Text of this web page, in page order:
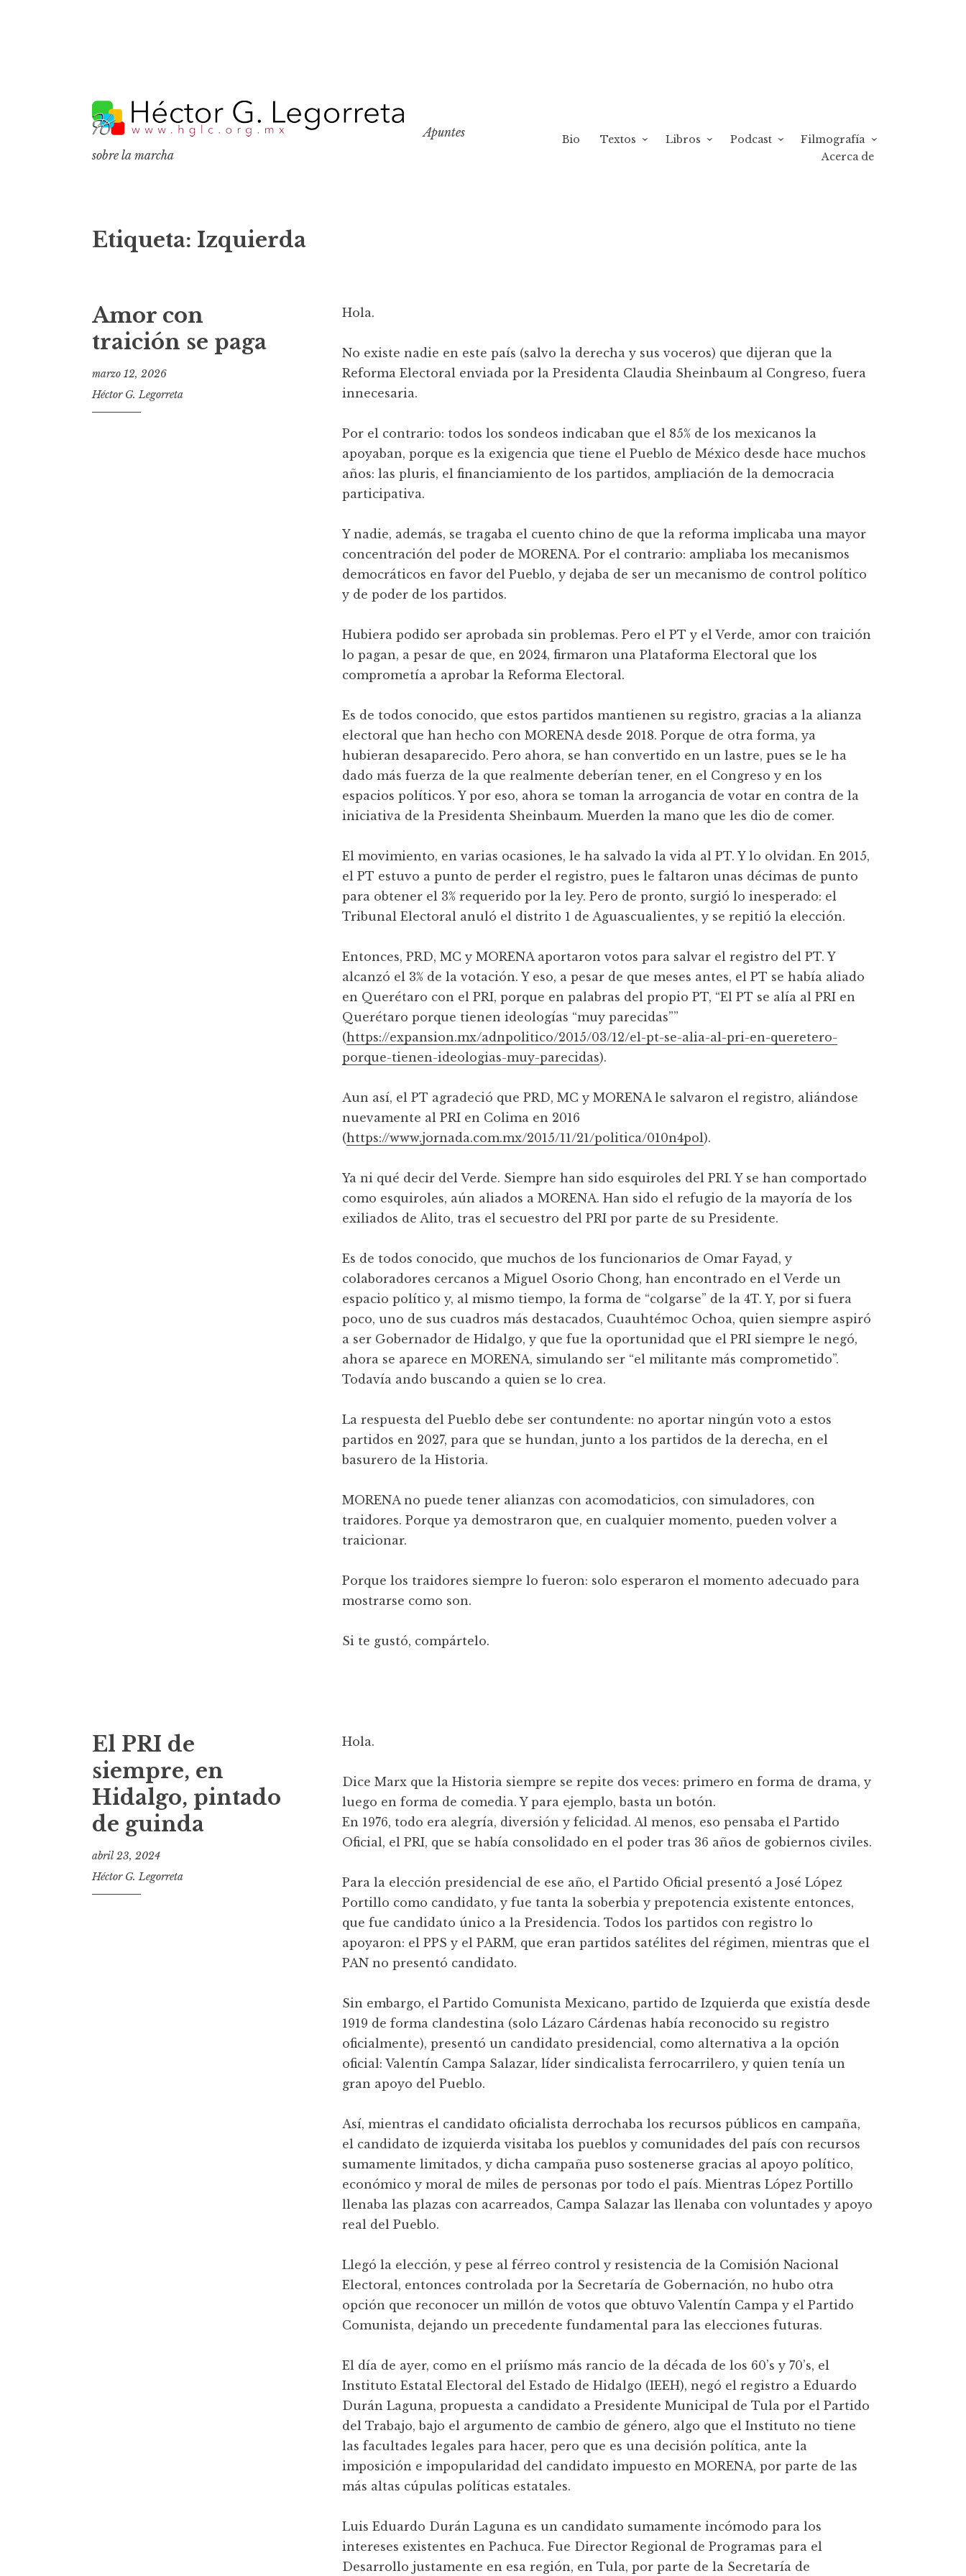
k
i
p
o
n
n
t
Apuntes
sobre la marcha
Bio Textos Libros Podcast
Filmografía
Acerca de
Etiqueta: Izquierda
Amor con
traición se paga
marzo 12, 2026
Héctor G. Legorreta
Hola.
No existe nadie en este país (salvo la derecha y sus voceros) que dijeran que la
Reforma Electoral enviada por la Presidenta Claudia Sheinbaum al Congreso, fuera
innecesaria.
Por el contrario: todos los sondeos indicaban que el 85% de los mexicanos la
apoyaban, porque es la exigencia que tiene el Pueblo de México desde hace muchos
años: las pluris, el financiamiento de los partidos, ampliación de la democracia
participativa.
Y nadie, además, se tragaba el cuento chino de que la reforma implicaba una mayor
concentración del poder de MORENA. Por el contrario: ampliaba los mecanismos
democráticos en favor del Pueblo, y dejaba de ser un mecanismo de control político
y de poder de los partidos.
Hubiera podido ser aprobada sin problemas. Pero el PT y el Verde, amor con traición
lo pagan, a pesar de que, en 2024, firmaron una Plataforma Electoral que los
comprometía a aprobar la Reforma Electoral.
Es de todos conocido, que estos partidos mantienen su registro, gracias a la alianza
electoral que han hecho con MORENA desde 2018. Porque de otra forma, ya
hubieran desaparecido. Pero ahora, se han convertido en un lastre, pues se le ha
dado más fuerza de la que realmente deberían tener, en el Congreso y en los
espacios políticos. Y por eso, ahora se toman la arrogancia de votar en contra de la
iniciativa de la Presidenta Sheinbaum. Muerden la mano que les dio de comer.
El movimiento, en varias ocasiones, le ha salvado la vida al PT. Y lo olvidan. En 2015,
el PT estuvo a punto de perder el registro, pues le faltaron unas décimas de punto
para obtener el 3% requerido por la ley. Pero de pronto, surgió lo inesperado: el
Tribunal Electoral anuló el distrito 1 de Aguascualientes, y se repitió la elección.
Entonces, PRD, MC y MORENA aportaron votos para salvar el registro del PT. Y
alcanzó el 3% de la votación. Y eso, a pesar de que meses antes, el PT se había aliado
en Querétaro con el PRI, porque en palabras del propio PT, “El PT se alía al PRI en
Querétaro porque tienen ideologías “muy parecidas””
(https://expansion.mx/adnpolitico/2015/03/12/el-pt-se-alia-al-pri-en-queretero-
porque-tienen-ideologias-muy-parecidas).
Aun así, el PT agradeció que PRD, MC y MORENA le salvaron el registro, aliándose
nuevamente al PRI en Colima en 2016
(https://www.jornada.com.mx/2015/11/21/politica/010n4pol).
Ya ni qué decir del Verde. Siempre han sido esquiroles del PRI. Y se han comportado
como esquiroles, aún aliados a MORENA. Han sido el refugio de la mayoría de los
exiliados de Alito, tras el secuestro del PRI por parte de su Presidente.
Es de todos conocido, que muchos de los funcionarios de Omar Fayad, y
colaboradores cercanos a Miguel Osorio Chong, han encontrado en el Verde un
espacio político y, al mismo tiempo, la forma de “colgarse” de la 4T. Y, por si fuera
poco, uno de sus cuadros más destacados, Cuauhtémoc Ochoa, quien siempre aspiró
a ser Gobernador de Hidalgo, y que fue la oportunidad que el PRI siempre le negó,
ahora se aparece en MORENA, simulando ser “el militante más comprometido”.
Todavía ando buscando a quien se lo crea.
La respuesta del Pueblo debe ser contundente: no aportar ningún voto a estos
partidos en 2027, para que se hundan, junto a los partidos de la derecha, en el
basurero de la Historia.
MORENA no puede tener alianzas con acomodaticios, con simuladores, con
traidores. Porque ya demostraron que, en cualquier momento, pueden volver a
traicionar.
Porque los traidores siempre lo fueron: solo esperaron el momento adecuado para
mostrarse como son.
Si te gustó, compártelo.
El PRI de
siempre, en
Hidalgo, pintado
de guinda
abril 23, 2024
Héctor G. Legorreta
Hola.
Dice Marx que la Historia siempre se repite dos veces: primero en forma de drama, y
luego en forma de comedia. Y para ejemplo, basta un botón.
En 1976, todo era alegría, diversión y felicidad. Al menos, eso pensaba el Partido
Oficial, el PRI, que se había consolidado en el poder tras 36 años de gobiernos civiles.
Para la elección presidencial de ese año, el Partido Oficial presentó a José López
Portillo como candidato, y fue tanta la soberbia y prepotencia existente entonces,
que fue candidato único a la Presidencia. Todos los partidos con registro lo
apoyaron: el PPS y el PARM, que eran partidos satélites del régimen, mientras que el
PAN no presentó candidato.
Sin embargo, el Partido Comunista Mexicano, partido de Izquierda que existía desde
1919 de forma clandestina (solo Lázaro Cárdenas había reconocido su registro
oficialmente), presentó un candidato presidencial, como alternativa a la opción
oficial: Valentín Campa Salazar, líder sindicalista ferrocarrilero, y quien tenía un
gran apoyo del Pueblo.
Así, mientras el candidato oficialista derrochaba los recursos públicos en campaña,
el candidato de izquierda visitaba los pueblos y comunidades del país con recursos
sumamente limitados, y dicha campaña puso sostenerse gracias al apoyo político,
económico y moral de miles de personas por todo el país. Mientras López Portillo
llenaba las plazas con acarreados, Campa Salazar las llenaba con voluntades y apoyo
real del Pueblo.
Llegó la elección, y pese al férreo control y resistencia de la Comisión Nacional
Electoral, entonces controlada por la Secretaría de Gobernación, no hubo otra
opción que reconocer un millón de votos que obtuvo Valentín Campa y el Partido
Comunista, dejando un precedente fundamental para las elecciones futuras.
El día de ayer, como en el priísmo más rancio de la década de los 60’s y 70’s, el
Instituto Estatal Electoral del Estado de Hidalgo (IEEH), negó el registro a Eduardo
Durán Laguna, propuesta a candidato a Presidente Municipal de Tula por el Partido
del Trabajo, bajo el argumento de cambio de género, algo que el Instituto no tiene
las facultades legales para hacer, pero que es una decisión política, ante la
imposición e impopularidad del candidato impuesto en MORENA, por parte de las
más altas cúpulas políticas estatales.
Luis Eduardo Durán Laguna es un candidato sumamente incómodo para los
intereses existentes en Pachuca. Fue Director Regional de Programas para el
Desarrollo justamente en esa región, en Tula, por parte de la Secretaría de